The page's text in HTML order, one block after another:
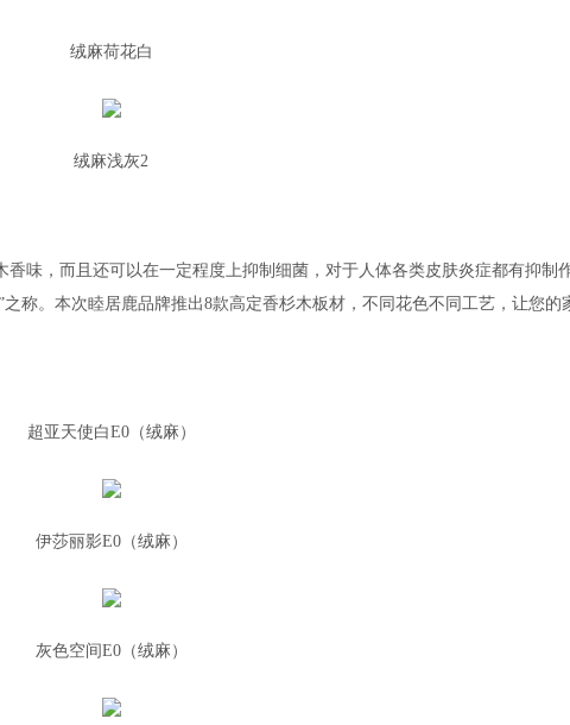
绒麻荷花白
绒麻浅灰2
味，而且还可以在一定程度上抑制细菌，对于人体各类皮肤炎症都有抑制
称。本次睦居鹿品牌推出8款高定香杉木板材，不同花色不同工艺，让您的
超亚天使白E0（绒麻）
伊莎丽影E0（绒麻）
灰色空间E0（绒麻）